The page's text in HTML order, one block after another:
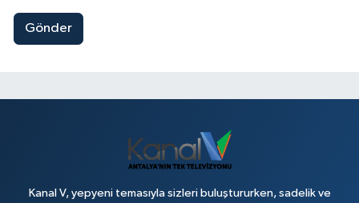
Gönder
Kanal V, yepyeni temasıyla sizleri buluştururken, sadelik ve